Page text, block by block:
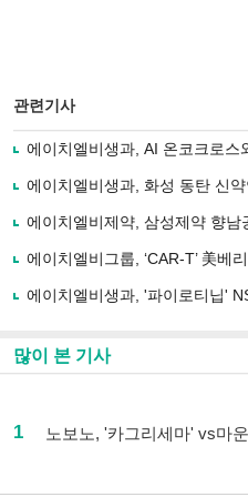
관련기사
에이치엘비생과, AI 온코크로스
에이치엘비생과, 화성 동탄 신
에이치엘비제약, 삼성제약 향남
에이치엘비그룹, ‘CAR-T’ 美베
에이치엘비생과, '파이로티닙'
많이 본 기사
1 노보노, '카그리세마' vs마